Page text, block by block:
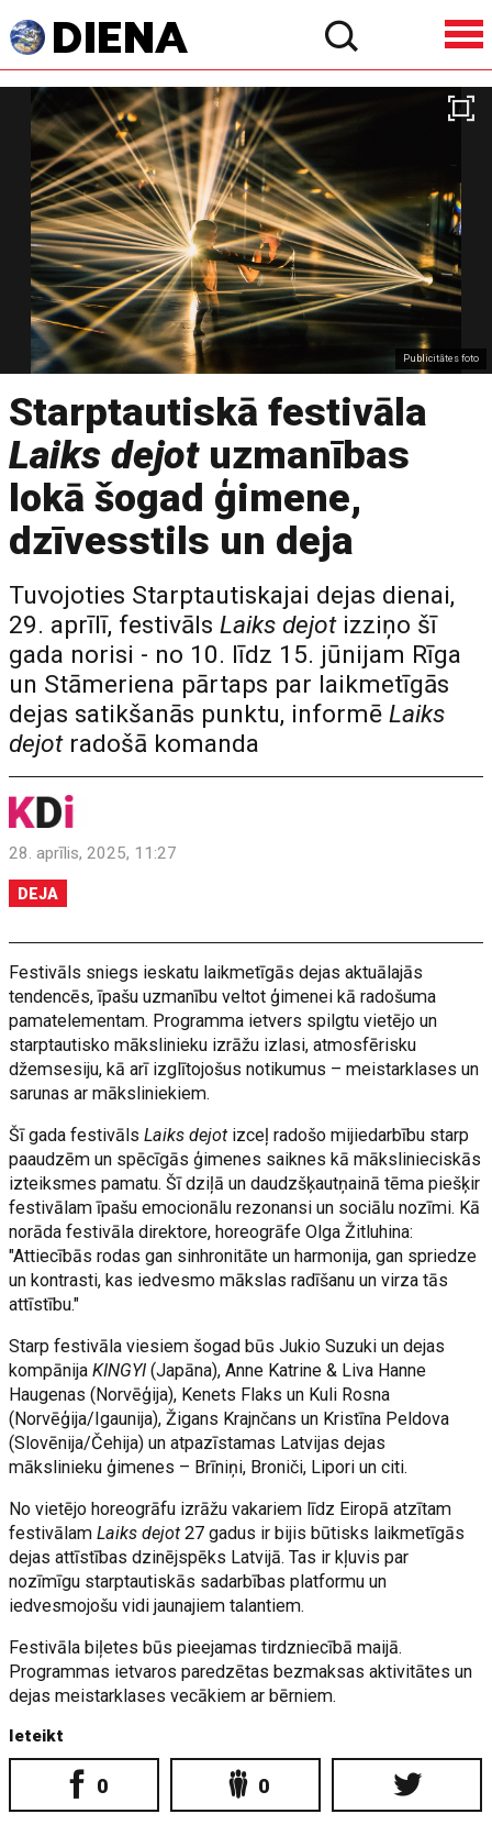
Publicitātes foto
Starptautiskā festivāla
Laiks dejotuzmanības
lokā šogad ģimene,
dzīvesstils un deja
Tuvojoties Starptautiskajai dejas dienai,
29. aprīlī, festivālsLaiks dejotizziņo šī
gada norisi - no 10. līdz 15. jūnijam Rīga
un Stāmeriena pārtaps par laikmetīgās
dejas satikšanās punktu, informēLaiks
dejotradošā komanda
28. aprīlis, 2025, 11:27
DEJA
Festivāls sniegs ieskatu laikmetīgās dejas aktuālajās
tendencēs, īpašu uzmanību veltot ģimenei kā radošuma
pamatelementam. Programma ietvers spilgtu vietējo un
starptautisko mākslinieku izrāžu izlasi, atmosfērisku
džemsesiju, kā arī izglītojošus notikumus – meistarklases un
sarunas ar māksliniekiem.
Šī gada festivālsLaiks dejot izceļ radošo mijiedarbību starp
paaudzēm un spēcīgās ģimenes saiknes kā mākslinieciskās
izteiksmes pamatu. Šī dziļā un daudzšķautņainā tēma piešķir
festivālam īpašu emocionālu rezonansi un sociālu nozīmi. Kā
norāda festivāla direktore, horeogrāfe Olga Žitluhina:
"Attiecībās rodas gan sinhronitāte un harmonija, gan spriedze
un kontrasti, kas iedvesmo mākslas radīšanu un virza tās
attīstību."
Starp festivāla viesiem šogad būs Jukio Suzuki un dejas
kompānijaKINGYI(Japāna), Anne Katrine & Liva Hanne
Haugenas (Norvēģija), Kenets Flaks un Kuli Rosna
(Norvēģija/Igaunija), Žigans Krajnčans un Kristīna Peldova
(Slovēnija/Čehija) un atpazīstamas Latvijas dejas
mākslinieku ģimenes – Brīniņi, Broniči, Lipori un citi.
No vietējo horeogrāfu izrāžu vakariem līdz Eiropā atzītam
festivālamLaiks dejot27 gadus ir bijis būtisks laikmetīgās
dejas attīstības dzinējspēks Latvijā. Tas ir kļuvis par
nozīmīgu starptautiskās sadarbības platformu un
iedvesmojošu vidi jaunajiem talantiem.
Festivāla biļetes būs pieejamas tirdzniecībā maijā.
Programmas ietvaros paredzētas bezmaksas aktivitātes un
dejas meistarklases vecākiem ar bērniem.
Ieteikt
0 0